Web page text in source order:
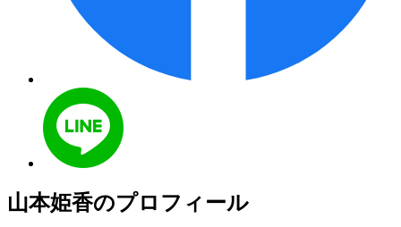
山本姫香のプロフィール